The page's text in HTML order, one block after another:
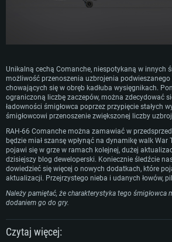
Unikalną cechą Comanche, niespotykaną w innych
możliwość przenoszenia uzbrojenia podwieszanego
chowających się w obręb kadłuba wysięgnikach.
ograniczoną liczbę zaczepów, można zdecydować
ładowności śmigłowca poprzez przypięcie stałych
śmigłowcowi przenoszenie zwiększonej liczby
RAH-66 Comanche można zamawiać w
będzie miał szansę wpłynąć na dynamikę walk War
pojawi się w grze w ramach kolejnej, dużej
dzisiejszy blog deweloperski. Koniecznie śledźcie
dowiedzieć się więcej o nowych dodatkach, które
aktualizacji. Przejrzystego nieba i udanych łowów,
Należy pamiętać, że charakterystyka tego śmigłowca
dodaniem go do gry.
Czytaj więcej: